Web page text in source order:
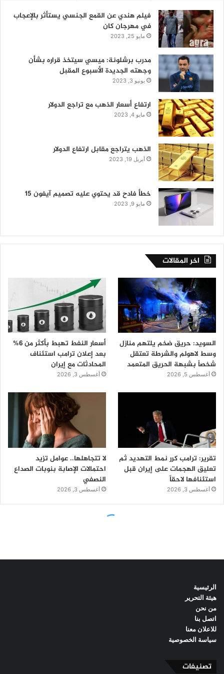
الرئيسية
هيئة التحرير
من نحن
اتصل بنا
للاعلان معنا
سياسة الخصوصية
تصنيفات